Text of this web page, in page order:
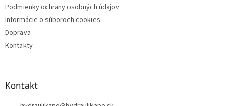
Podmienky ochrany osobných údajov
Informácie o súboroch cookies
Doprava
Kontakty
Kontakt